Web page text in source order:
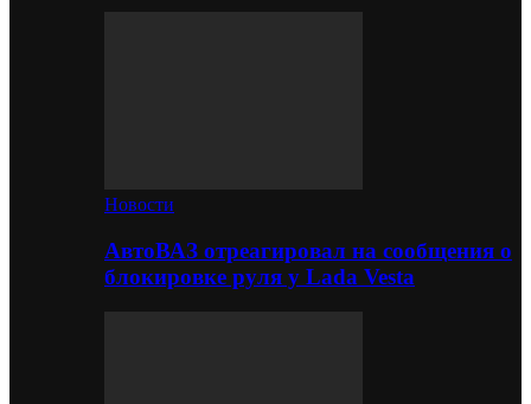
Новости
АвтоВАЗ отреагировал на сообщения о
блокировке руля у Lada Vesta